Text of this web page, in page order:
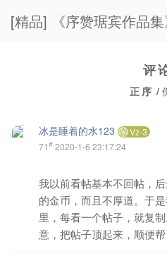
[精品] 《序赞琚宾作品
评
正序 /
冰是睡着的水123
Vz-3
71 # 2020-1-6 23:17:24
我以前看帖基本不回帖，
的金币，而且不厚道。于
里，每看一个帖子，就复
意，把帖子顶起来，顺便